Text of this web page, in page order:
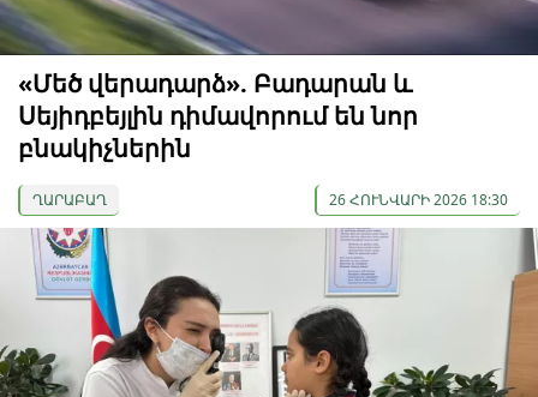
«Մեծ վերադարձ». Բադարան և
Սեյիդբեյլին դիմավորում են նոր
բնակիչներին
ՂԱՐԱԲԱՂ 26 ՀՈՒՆՎԱՐԻ 2026 18:30